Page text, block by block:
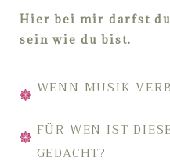
Hier bei mir darfst
sein wie du bist.
WENN MUSIK
FÜR WEN IST
GEDACHT?